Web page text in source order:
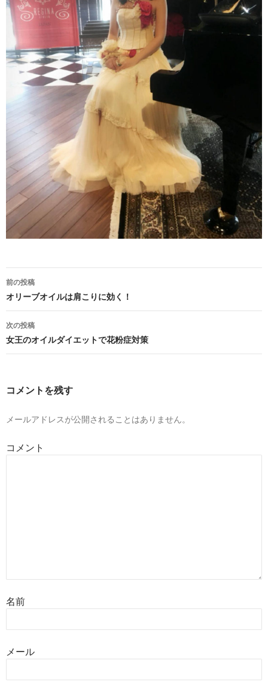
投
稿
ナ
ビ
ゲ
ー
ョ
ン
前の投稿
オリーブオイルは肩こりに効く！
次の投稿
女王のオイルダイエットで花粉症対策
コメントを残す
メールアドレスが公開されることはありません。
コメント
名前
メール